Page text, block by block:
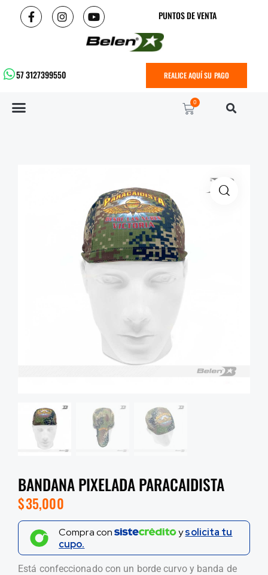
PUNTOS DE VENTA
57 3127399550 REALICE AQUÍ SU PAGO
0
BANDANA PIXELADA PARACAIDISTA
$35,000
Compra con ysolicita tu
cupo.
Está confeccionado con un borde curvo y banda de